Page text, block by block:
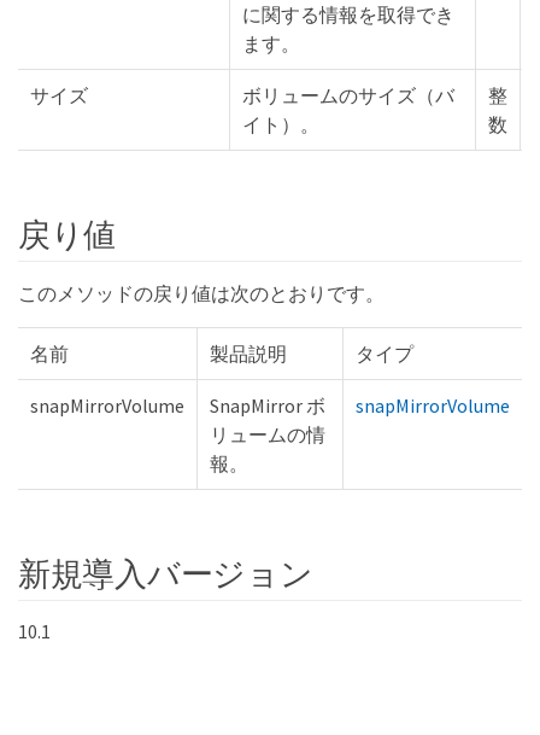
に関する情報を取得でき
ます。
サイズ
ボリュームのサイズ（バ
イト）。
整
数
戻り値
このメソッドの戻り値は次のとおりです。
名前 製品説明 タイプ
snapMirrorVolume
SnapMirror ボ
リュームの情
報。
snapMirrorVolume
新規導入バージョン
10.1